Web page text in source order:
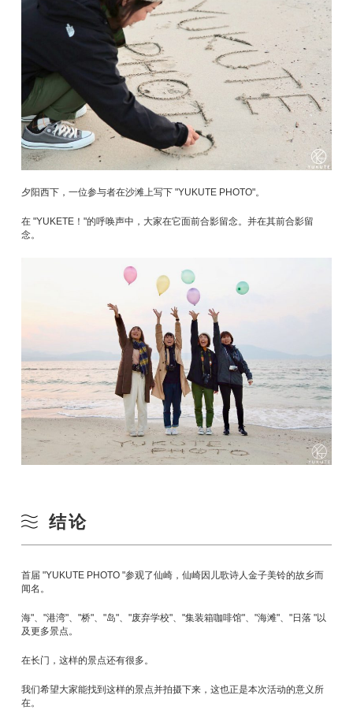
夕阳西下，一位参与者在沙滩上写下 "YUKUTE PHOTO"。
在 "YUKETE！"的呼唤声中，大家在它面前合影留念。并在其前合影留
念。
结论
首届 "YUKUTE PHOTO "参观了仙崎，仙崎因儿歌诗人金子美铃的故乡而
闻名。
海"、"港湾"、"桥"、"岛"、"废弃学校"、"集装箱咖啡馆"、"海滩"、"日落 "以
及更多景点。
在长门，这样的景点还有很多。
我们希望大家能找到这样的景点并拍摄下来，这也正是本次活动的意义所
在。